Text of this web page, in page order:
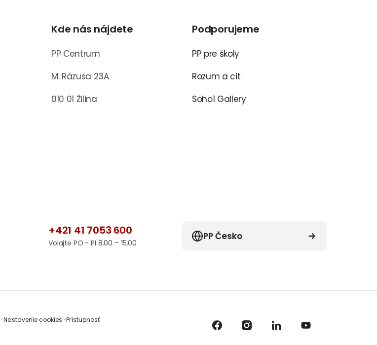
Kde nás nájdete
PP Centrum
M. Rázusa 23A
010 01 Žilina
Podporujeme
PP pre školy
Rozum a cit
Soho1 Gallery
+421 41 7053 600
Volajte PO - PI 8.00 – 15.00
PP Česko
·Nastavenie cookies ·Prístupnosť